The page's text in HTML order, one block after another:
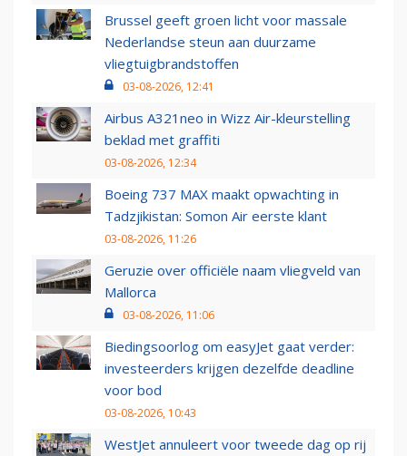
Brussel geeft groen licht voor massale
Nederlandse steun aan duurzame
vliegtuigbrandstoffen
03-08-2026, 12:41
Airbus A321neo in Wizz Air-kleurstelling
beklad met graffiti
03-08-2026, 12:34
Boeing 737 MAX maakt opwachting in
Tadzjikistan: Somon Air eerste klant
03-08-2026, 11:26
Geruzie over officiële naam vliegveld van
Mallorca
03-08-2026, 11:06
Biedingsoorlog om easyJet gaat verder:
investeerders krijgen dezelfde deadline
voor bod
03-08-2026, 10:43
WestJet annuleert voor tweede dag op rij